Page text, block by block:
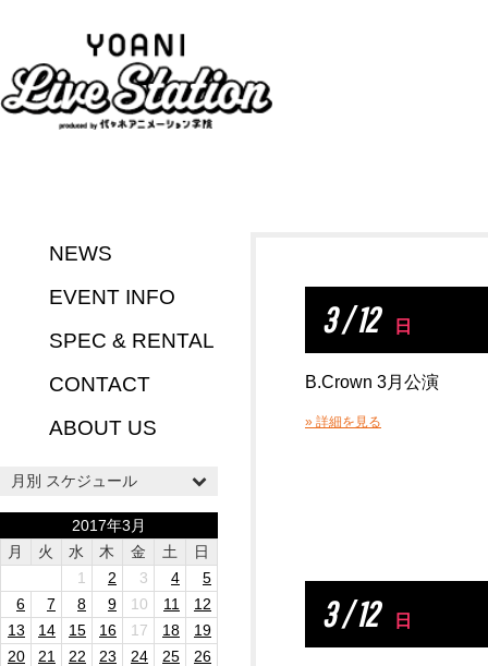
NEWS
EVENT INFO
SPEC & RENTAL
CONTACT
ABOUT US
月別 スケジュール
2017年3月
月
火 水 木 金 土
日
1
2 3 4
5
6
7 8 9 10 11
12
13
14 15 16 17 18
19
20
21 22 23 24 25
26
3 / 12 日
B.Crown 3月公演
» 詳細を見る
3 / 12 日